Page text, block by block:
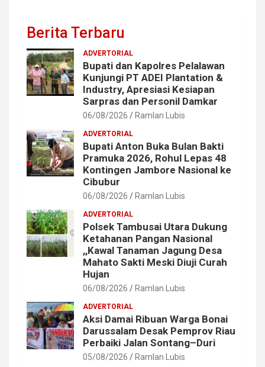
Berita Terbaru
ADVERTORIAL
Bupati dan Kapolres Pelalawan
Kunjungi PT ADEI Plantation &
Industry, Apresiasi Kesiapan
Sarpras dan Personil Damkar
06/08/2026 Ramlan Lubis
ADVERTORIAL
Bupati Anton Buka Bulan Bakti
Pramuka 2026, Rohul Lepas 48
Kontingen Jambore Nasional ke
Cibubur
06/08/2026 Ramlan Lubis
ADVERTORIAL
Polsek Tambusai Utara Dukung
Ketahanan Pangan Nasional
,,Kawal Tanaman Jagung Desa
Mahato Sakti Meski Diuji Curah
Hujan
06/08/2026 Ramlan Lubis
ADVERTORIAL
Aksi Damai Ribuan Warga Bonai
Darussalam Desak Pemprov Riau
Perbaiki Jalan Sontang–Duri
05/08/2026 Ramlan Lubis